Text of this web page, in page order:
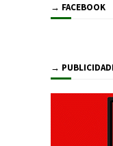
→ FACEBOOK
→